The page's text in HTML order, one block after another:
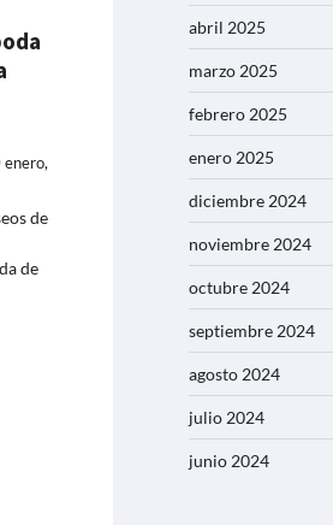
enero,
de
de
abril 2025
marzo 2025
febrero 2025
enero 2025
diciembre 2024
noviembre 2024
octubre 2024
septiembre 2024
agosto 2024
julio 2024
junio 2024